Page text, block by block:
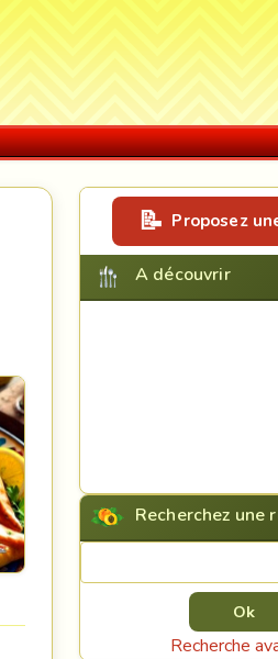
Proposez
A découvrir
Recherchez une
Recherche